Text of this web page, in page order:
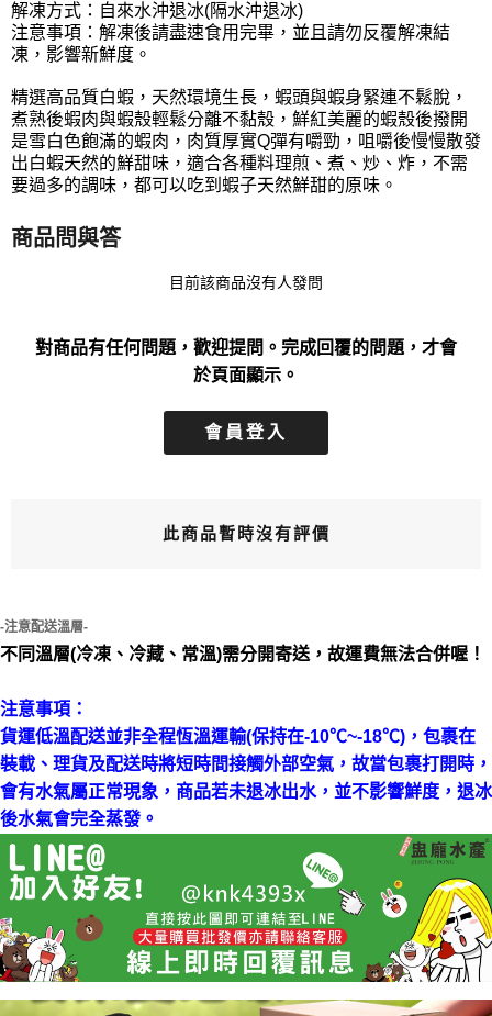
解凍方式：自來水沖退冰(隔水沖退冰)
注意事項：解凍後請盡速食用完畢，並且請勿反覆解凍結
凍，影響新鮮度。
精選高品質白蝦，天然環境生長，蝦頭與蝦身緊連不鬆脫，
煮熟後蝦肉與蝦殼輕鬆分離不黏殼，鮮紅美麗的蝦殼後撥開
是雪白色飽滿的蝦肉，肉質厚實Q彈有嚼勁，咀嚼後慢慢散發
出白蝦天然的鮮甜味，適合各種料理煎、煮、炒、炸，不需
要過多的調味，都可以吃到蝦子天然鮮甜的原味。
商品問與答
目前該商品沒有人發問
對商品有任何問題，歡迎提問。完成回覆的問題，才會
於頁面顯示。
會員登入
此商品暫時沒有評價
-注意配送溫層-
不同溫層(冷凍、冷藏、常溫)需分開寄送，故運費無法合併喔！
注意事項：
貨運低溫配送並非全程恆溫運輸(保持在-10℃~-18℃)，包裹在
裝載、理貨及配送時將短時間接觸外部空氣，故當包裹打開時，
會有水氣屬正常現象，商品若未退冰出水，並不影響鮮度，退冰
後水氣會完全蒸發。